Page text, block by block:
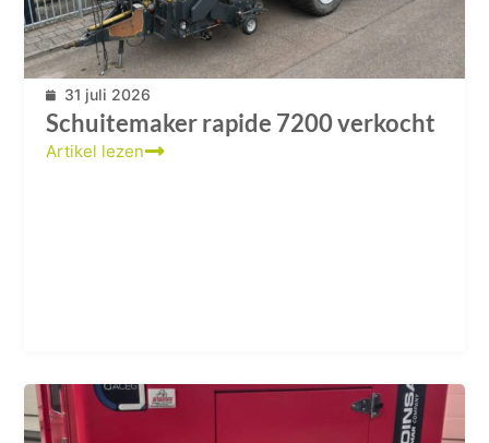
31 juli 2026
Schuitemaker rapide 7200 verkocht
Artikel lezen